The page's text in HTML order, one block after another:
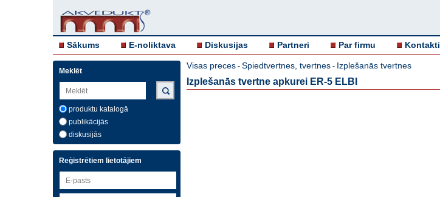
Sākums E-noliktava Diskusijas Partneri Par firmu Kontakti
Meklēt
produktu katalogā
publikācijās
diskusijās
Reģistrētiem lietotājiem
Visas preces - Spiedtvertnes, tvertnes - Izplešanās tvertnes
Izplešanās tvertne apkurei ER-5 ELBI